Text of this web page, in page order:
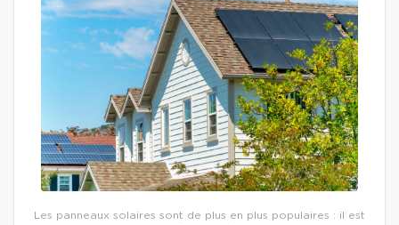
Les panneaux solaires sont de plus en plus populaires : il est